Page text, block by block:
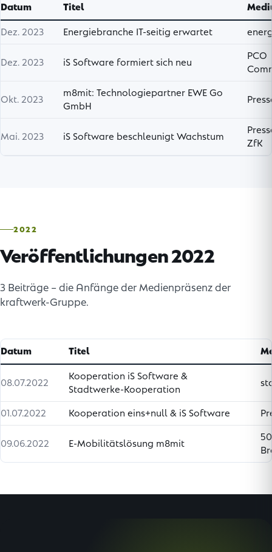
Datum Titel
Dez. 2023 Energiebranche IT-seitig erwartet
Dez. 2023 iS Software formiert sich neu
PCO
Okt. 2023
m8mit: Technologiepartner EWE Go
GmbH
Mai. 2023 iS Software beschleunigt Wachstum
ZfK
2022
Veröffentlichungen 2022
3 Beiträge – die Anfänge der Medienpräsenz der
kraftwerk-Gruppe.
Datum Titel
08.07.2022
Kooperation iS Software &
Stadtwerke-Kooperation
01.07.2022 Kooperation eins+null & iS Software
09.06.2022 E-Mobilitätslösung m8mit